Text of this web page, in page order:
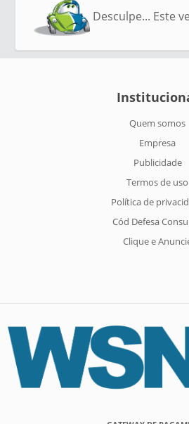
Desculpe... Este
Quem somos
Empresa
Publicidade
Termos de uso
Política de
Cód Defesa
Clique e